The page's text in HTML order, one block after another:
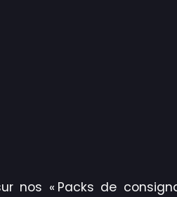
nos « Packs de